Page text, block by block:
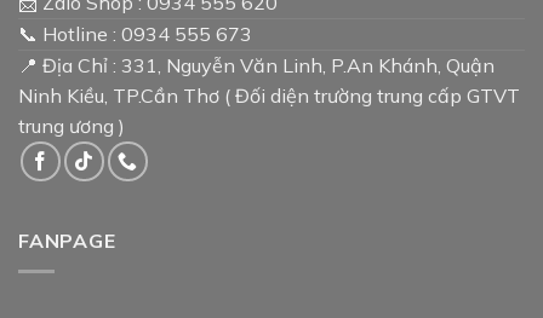
📞 Hotline : 0934 555 673
📍 Địa Chỉ : 331, Nguyễn Văn Linh, P.An Khánh, Quận
Ninh Kiều, TP.Cần Thơ ( Đối diện trường trung cấp GTVT
trung ương )
FANPAGE